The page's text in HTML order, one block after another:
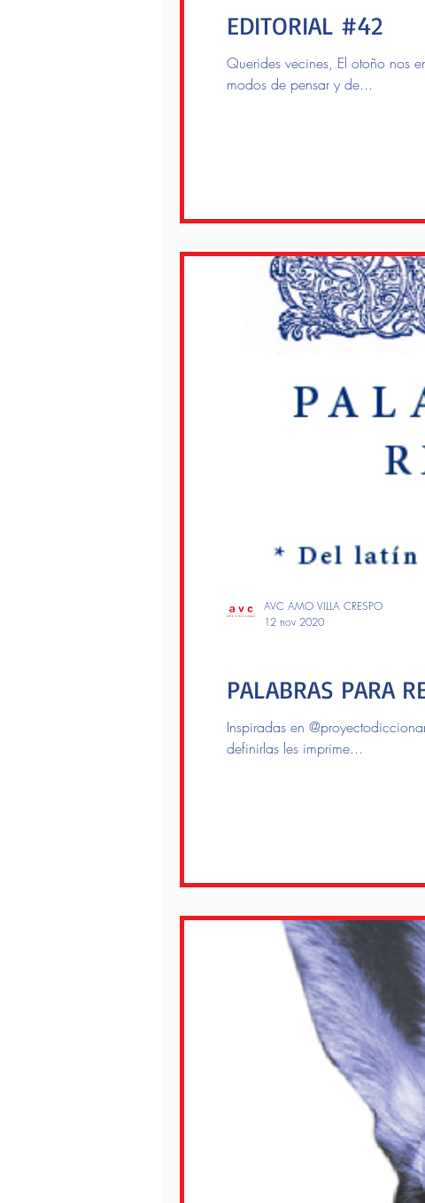
EDITORIAL #42
Querides vecines, El otoño nos encuentra en un
modos de pensar y de...
PALABRAS PARA
Inspiradas en
definirlas les imprime...
AVC AMO VILLA CRESPO
12 nov 2020